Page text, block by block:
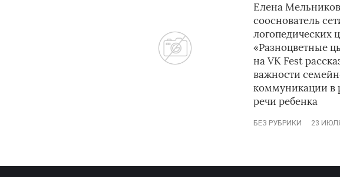
Елена
сооснователь
логопедических
«Разноцветные
на VK Fest
важности
коммуникации в
речи ребенка
БЕЗ РУБРИКИ 23